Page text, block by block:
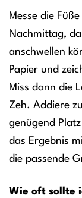
Messe die
Nachmittag,
anschwellen
Papier und
Miss dann die
Zeh. Addiere
genügend
das Ergebnis
die passende
Wie oft sollte